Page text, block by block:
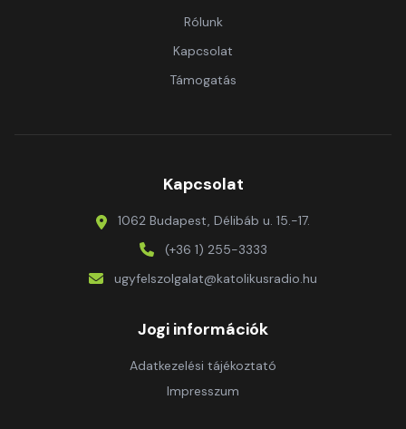
Rólunk
Kapcsolat
Támogatás
Kapcsolat
1062 Budapest, Délibáb u. 15.-17.
(+36 1) 255-3333
ugyfelszolgalat@katolikusradio.hu
Jogi információk
Adatkezelési tájékoztató
Impresszum